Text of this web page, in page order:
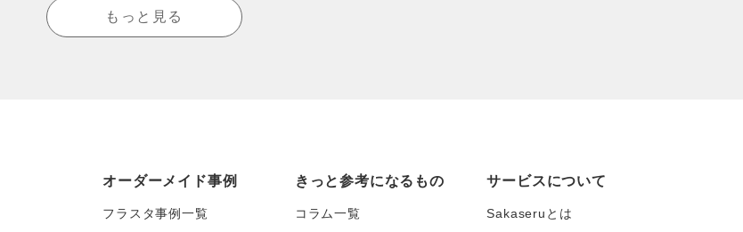
もっと見る
オーダーメイド事例
フラスタ事例一覧
きっと参考になるもの
コラム一覧
サービスについて
Sakaseruとは